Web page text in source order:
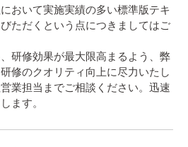
おいて実施実績の多い標準版テキ
ただくという点につきましてはご
研修効果が最大限高まるよう、弊
修のクオリティ向上に尽力いたし
業担当までご相談ください。迅速
ます。